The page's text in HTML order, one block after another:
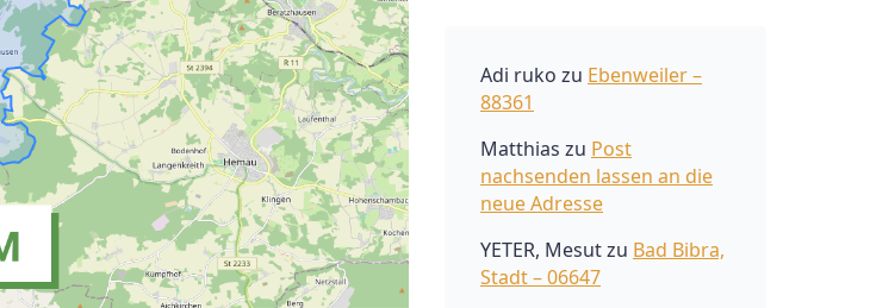
Adi ruko zu Ebenweiler –
88361
Matthias zu Post
nachsenden lassen an die
neue Adresse
YETER, Mesutzu Bad Bibra,
Stadt – 06647